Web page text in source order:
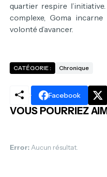
quartier respire l’initiative.
complexe, Goma
volonté d’avancer.
CATÉGORIE : Chronique
Facebook
VOUS POURRIEZ
Error: Aucun résultat.